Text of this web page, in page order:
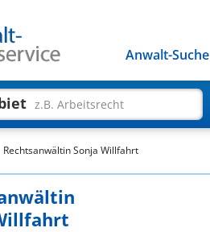
Anwalt-Suche
z.B. Arbeitsrecht
Rechtsanwältin Sonja Willfahrt